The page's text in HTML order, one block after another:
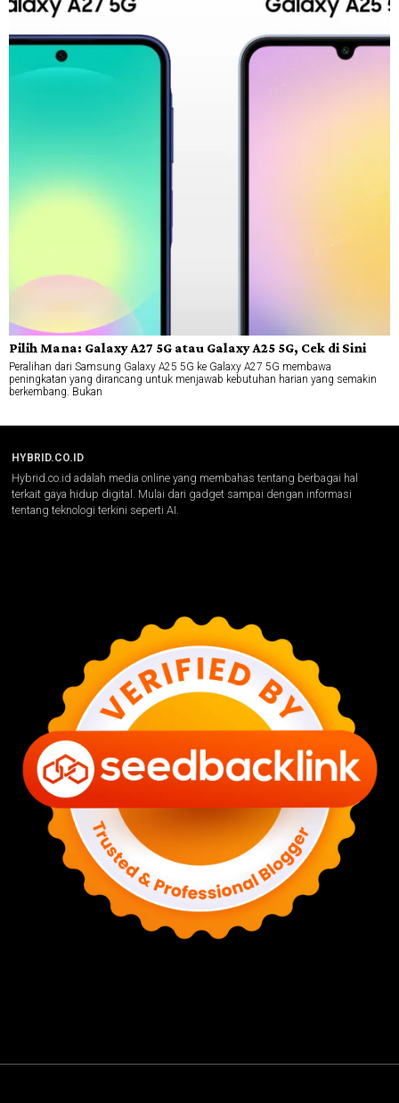
Pilih Mana: Galaxy A27 5G atau Galaxy A25 5G, Cek di Sini
Peralihan dari Samsung Galaxy A25 5G ke Galaxy A27 5G membawa
peningkatan yang dirancang untuk menjawab kebutuhan harian yang semakin
berkembang. Bukan
HYBRID.CO.ID
Hybrid.co.id adalah media online yang membahas tentang berbagai hal
terkait gaya hidup digital. Mulai dari gadget sampai dengan informasi
tentang teknologi terkini seperti AI.